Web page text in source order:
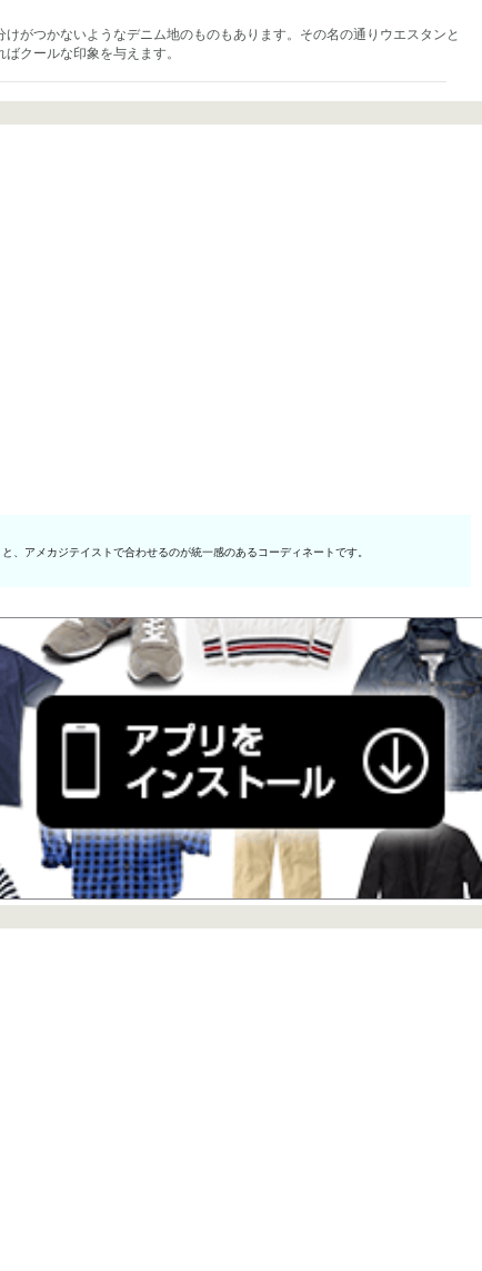
がつかないようなデニム地のものもあります。その名の通りウエスタンと
クールな印象を与えます。
アメカジテイストで合わせるのが統一感のあるコーディネートです。